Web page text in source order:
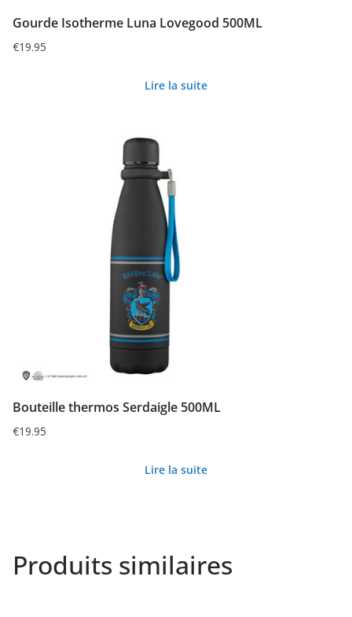
Gourde Isotherme Luna Lovegood 500ML
€19.95
Lire la suite
Bouteille thermos Serdaigle 500ML
€19.95
Lire la suite
Produits similaires